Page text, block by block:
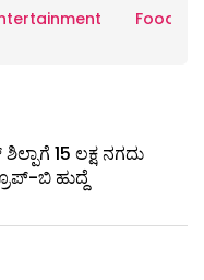
Food
15 ಲಕ್ಷ ನಗದು
ಬಿ ಹುದ್ದೆ